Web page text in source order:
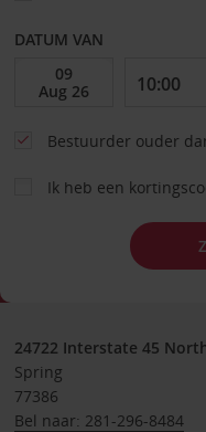
DATUM VAN
Bestuurder ouder
Ik heb een
24722 Interstate 45
Spring
77386
Bel naar: 281-296-8484